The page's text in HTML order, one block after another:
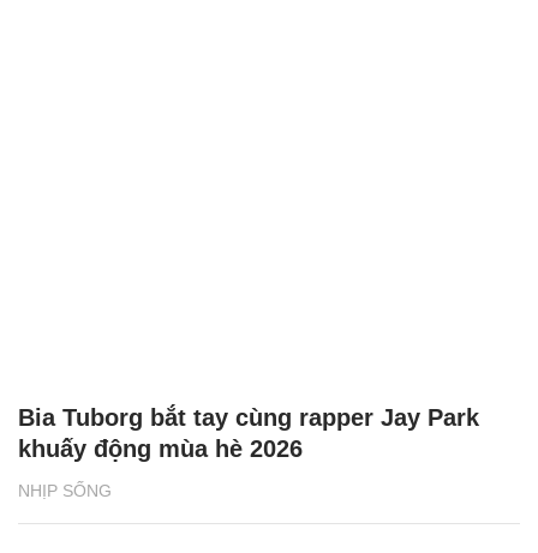
NHỊP SỐNG
Bia Tuborg bắt tay cùng rapper Jay Park
khuấy động mùa hè 2026